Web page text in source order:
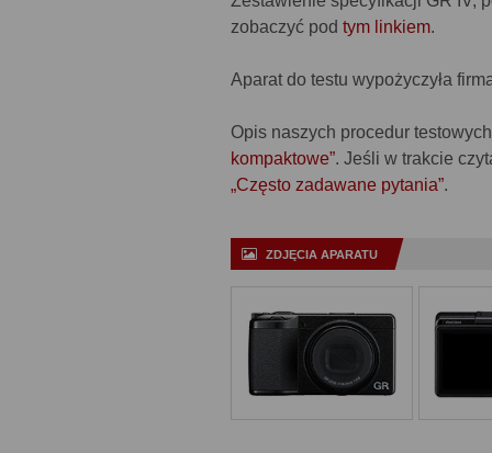
zobaczyć pod tym linkiem.
Aparat do testu wypożyczyła
Opis naszych procedur
kompaktowe”. Jeśli w trakcie
„Często zadawane pytania”.
ZDJĘCIA APARATU